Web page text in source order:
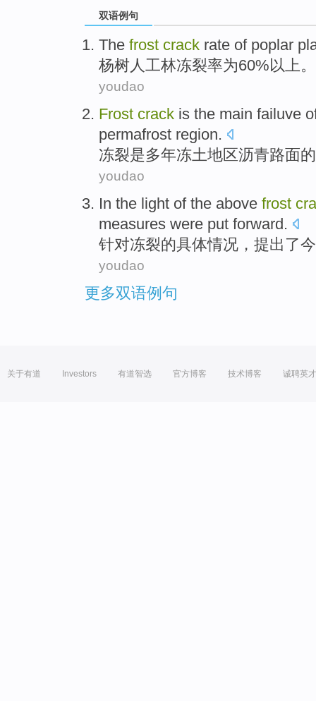
双语例句
The frost crack rate of poplar
杨树人工林冻裂率为60%以上。
youdao
Frost crack is the main failuve
permafrost region.
冻裂是多年冻土地区沥青路面的
youdao
In the light of the above frost
measures were put forward.
针对冻裂的具体情况 ， 提出 了
youdao
更多双语例句
关于有道 Investors 有道智选 官方博客 技术博客 诚聘英才